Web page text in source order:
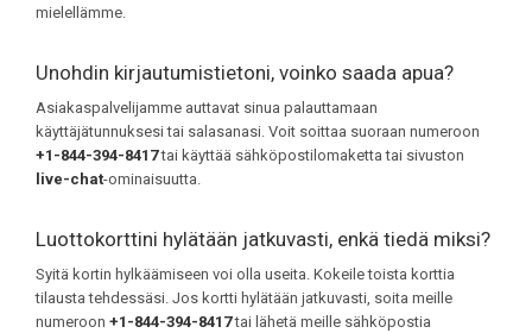
mielellämme.
Unohdin kirjautumistietoni, voinko saada apua?
Asiakaspalvelijamme auttavat sinua palauttamaan
käyttäjätunnuksesi tai salasanasi. Voit soittaa suoraan numeroon
+1-844-394-8417tai käyttää sähköpostilomaketta tai sivuston
live-chat-ominaisuutta.
Luottokorttini hylätään jatkuvasti, enkä tiedä miksi?
Syitä kortin hylkäämiseen voi olla useita. Kokeile toista korttia
tilausta tehdessäsi. Jos kortti hylätään jatkuvasti, soita meille
numeroon +1-844-394-8417tai lähetä meille sähköpostia